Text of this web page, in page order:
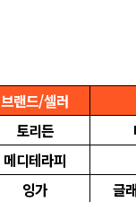
브랜드/셀러
토리든
메디테라피
잉가
글